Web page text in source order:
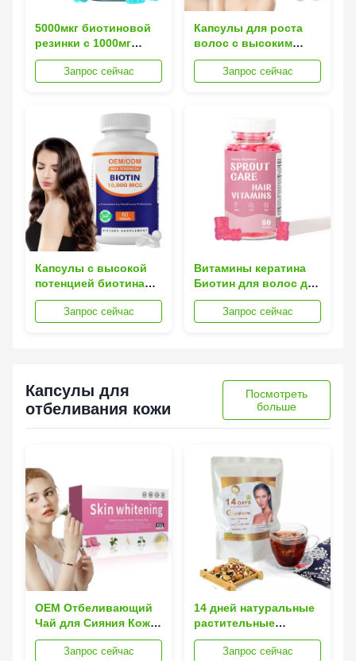
5000мкг биотиновой
резинки с 1000мг
гидролизированного
коллагена для более
веган-дружественные
резинки для роста
волос
Запрос сейчас
Капсулы для роста
волос с высоким
содержанием биотина
с 60 капсулами в
Запрос сейчас
Капсулы с высокой
потенцией биотина
для роста волос с 60
таблетками на
Запрос сейчас
Витамины кератина
Биотин для волос для
более сильных
длинных толстых
Запрос сейчас
Капсулы для
отбеливания кожи
Посмотреть
больше
OEM Отбеливающий
Чай для Сияния Кожи
Натуральный
Травяной Уход для
Запрос сейчас
14 дней натуральные
растительные
капсулы для
просветления кожи
Запрос сейчас